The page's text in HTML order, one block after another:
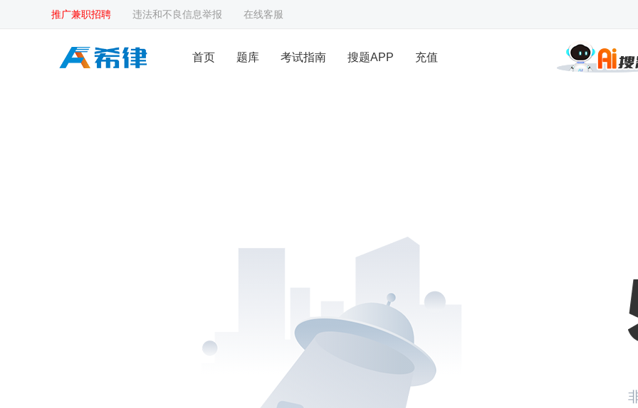
推广兼职招聘 违法和不良信息举报 在线客服
首页 题库 考试指南 搜题APP 充值